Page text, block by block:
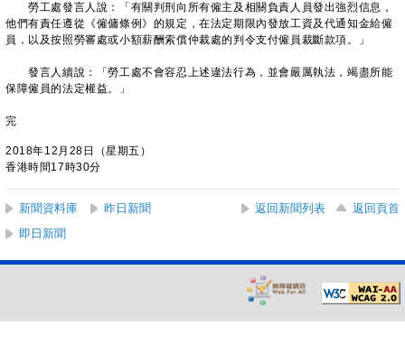
勞工處發言人說：「有關判刑向所有僱主及相關負責人員發出強烈信息，
他們有責任遵從《僱傭條例》的規定，在法定期限內發放工資及代通知金給僱
員，以及按照勞審處或小額薪酬索償仲裁處的判令支付僱員裁斷款項。」
發言人續說：「勞工處不會容忍上述違法行為，並會嚴厲執法，竭盡所能
保障僱員的法定權益。」
完
2018年12月28日（星期五）
香港時間17時30分
新聞資料庫 昨日新聞 返回新聞列表
返回頁首
即日新聞